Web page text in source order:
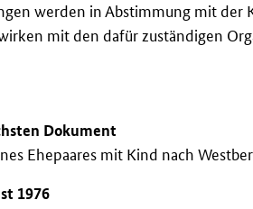
werden in Abstimmung mit der
mit den dafür zuständigen
Dokument
Ehepaares mit Kind nach
1976